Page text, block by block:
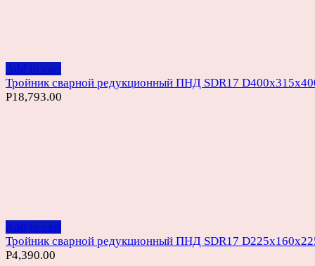
Add to cart
Тройник сварной редукционный ПНД SDR17
Р18,793.00
Add to cart
Тройник сварной редукционный ПНД SDR17
Р4,390.00